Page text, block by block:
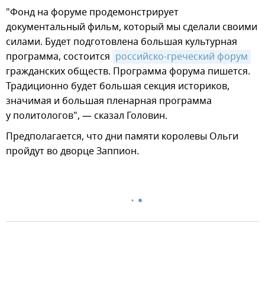
"Фонд на форуме продемонстрирует
документальный фильм, который мы сделали своими
силами. Будет подготовлена большая культурная
программа, состоится российско-греческий форум
гражданских обществ. Программа форума пишется.
Традиционно будет большая секция историков,
значимая и большая пленарная программа
у политологов", — сказал Головин.
Предполагается, что дни памяти королевы Ольги
пройдут во дворце Заппион.